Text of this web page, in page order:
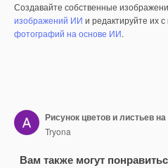
Создавайте собственные
изображений ИИ и редактируйте их
фотографий на основе ИИ.
Рисунок цветов и листьев
Tryona
Вам также могут